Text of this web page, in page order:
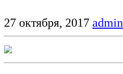
27 октября, 2017 admin